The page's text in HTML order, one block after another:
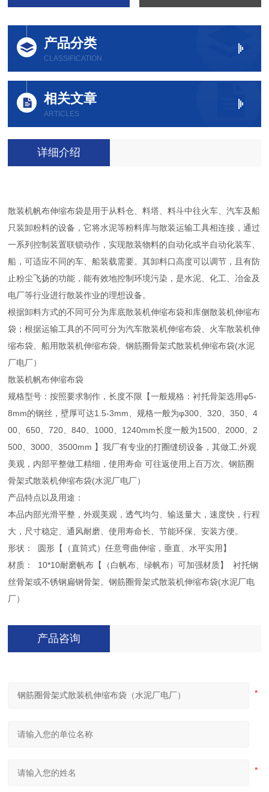
产品分类
CLASSIFICATION
相关文章
ARTICLES
详细介绍
散装机帆布伸缩布袋是用于从料仓、料塔、料斗中往火车、汽车及船
只装卸粉料的设备，它将水泥等粉料库与散装运输工具相连接，通过
一系列控制装置联锁动作，实现散装物料的自动化或半自动化装车、
船，可适应不同的车、船装载需要。其卸料口高度可以调节，且有防
止粉尘飞扬的功能，能有效地控制环境污染，是水泥、化工、冶金及
电厂等行业进行散装作业的理想设备。
根据卸料方式的不同可分为库底散装机伸缩布袋和库侧散装机伸缩布
袋；根据运输工具的不同可分为汽车散装机伸缩布袋、火车散装机伸
缩布袋、船用散装机伸缩布袋。钢筋圈骨架式散装机伸缩布袋(水泥
厂电厂）
散装机帆布伸缩布袋
规格型号：按照要求制作，长度不限【一般规格：衬托骨架选用φ5-
8mm的钢丝，壁厚可达1.5-3mm、规格一般为φ300、320、350、4
00、650、720、840、1000、1240mm长度一般为1500、2000、2
500、3000、3500mm 】我厂有专业的打圈缝纫设备，其做工;外观
美观，内部平整做工精细，使用寿命 可往返使用上百万次。钢筋圈
骨架式散装机伸缩布袋(水泥厂电厂）
产品特点以及用途：
本品内部光滑平整，外观美观，透气均匀、输送量大，速度快，行程
大，尺寸稳定、通风耐磨、使用寿命长、节能环保、安装方便。
形状： 圆形【（直筒式）任意弯曲伸缩，垂直、水平实用】
材质： 10*10耐磨帆布【（白帆布、绿帆布）可加强材质】 衬托钢
丝骨架或不锈钢扁钢骨架。钢筋圈骨架式散装机伸缩布袋(水泥厂电
厂）
产品咨询